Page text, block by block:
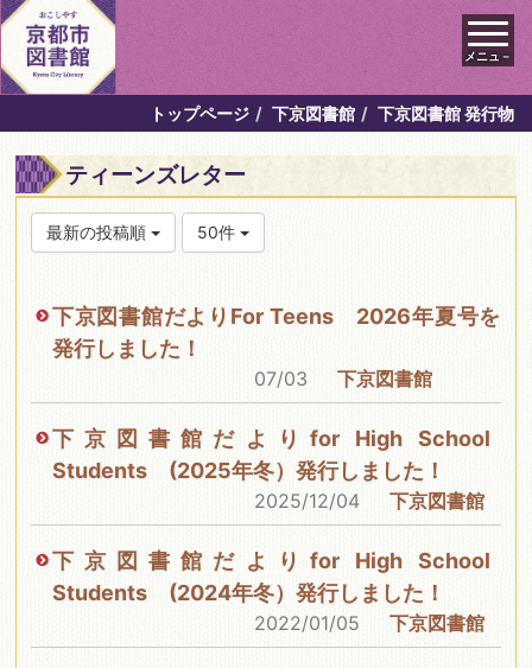
メニュ－
トップページ 下京図書館 下京図書館 発行物
ティーンズレター
最新の投稿順 50件
下京図書館だよりFor Teens 2026年夏号を
発行しました！
07/03 下京図書館
下京図書館だよりfor High School
Students (2025年冬）発行しました！
2025/12/04 下京図書館
下京図書館だよりfor High School
Students (2024年冬）発行しました！
2022/01/05 下京図書館